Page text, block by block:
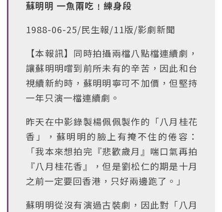
蘇明明 一魚兩吃﹗練身段
1988-06-25/民生報/11版/影劇新聞
【本報訊】同時拍攝兩檔八點檔連續劇，
讓蘇明明嚐到前所未有的辛苦，因此和台
視續新約時，蘇明明寧可不加價，但堅持
一年只演一檔連續劇。
昨天在中影錄製楊佩佩製作的「八月桂花
香」，蘇明明的臉上有掩不住的倦容：
「我本來想拍完『悲歡歲月』喘口氣再拍
『八月桂花香』，但是劉松仁的期是十月
之前一定要回香港，只好兩邊跑了。」
蘇明明從沒有演過古裝劇，因此對「八月